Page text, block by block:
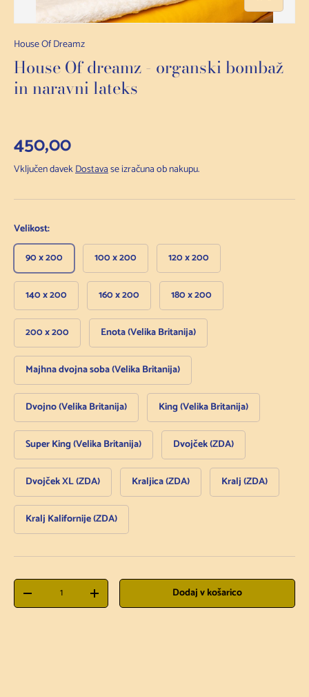
House Of Dreamz
House Of dreamz - organski bombaž
in naravni lateks
Redna cena
450,00
Vključen davekDostavase izračuna ob nakupu.
Velikost:
90 x 200
100 x 200 120 x 200
140 x 200 160 x 200 180 x 200
200 x 200 Enota (Velika Britanija)
Majhna dvojna soba (Velika Britanija)
Dvojno (Velika Britanija) King (Velika Britanija)
Super King (Velika Britanija) Dvojček (ZDA)
Dvojček XL (ZDA) Kraljica (ZDA) Kralj (ZDA)
Kralj Kalifornije (ZDA)
Količina
Zmanjšanje količinePovečanje količine Dodaj v košarico